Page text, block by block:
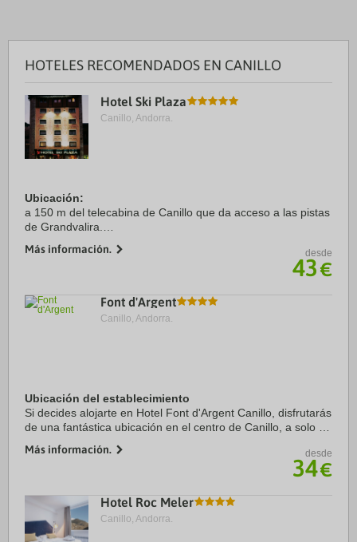
HOTELES RECOMENDADOS EN CANILLO
Hotel Ski Plaza
Canillo, Andorra.
Ubicación:
a 150 m del telecabina de Canillo que da acceso a las pistas
de Grandvalira.
Habitaciones:
dispone de 111 habitaciones equipadas con baño con
teléfono, TV ...
Más información. desde
43€
Font d'Argent
Canillo, Andorra.
Ubicación del establecimiento
Si decides alojarte en Hotel Font d'Argent Canillo, disfrutarás
de una fantástica ubicación en el centro de Canillo, a solo 1
Spa Caldea. Además, ...
Más información. desde
34€
Hotel Roc Meler
Canillo, Andorra.